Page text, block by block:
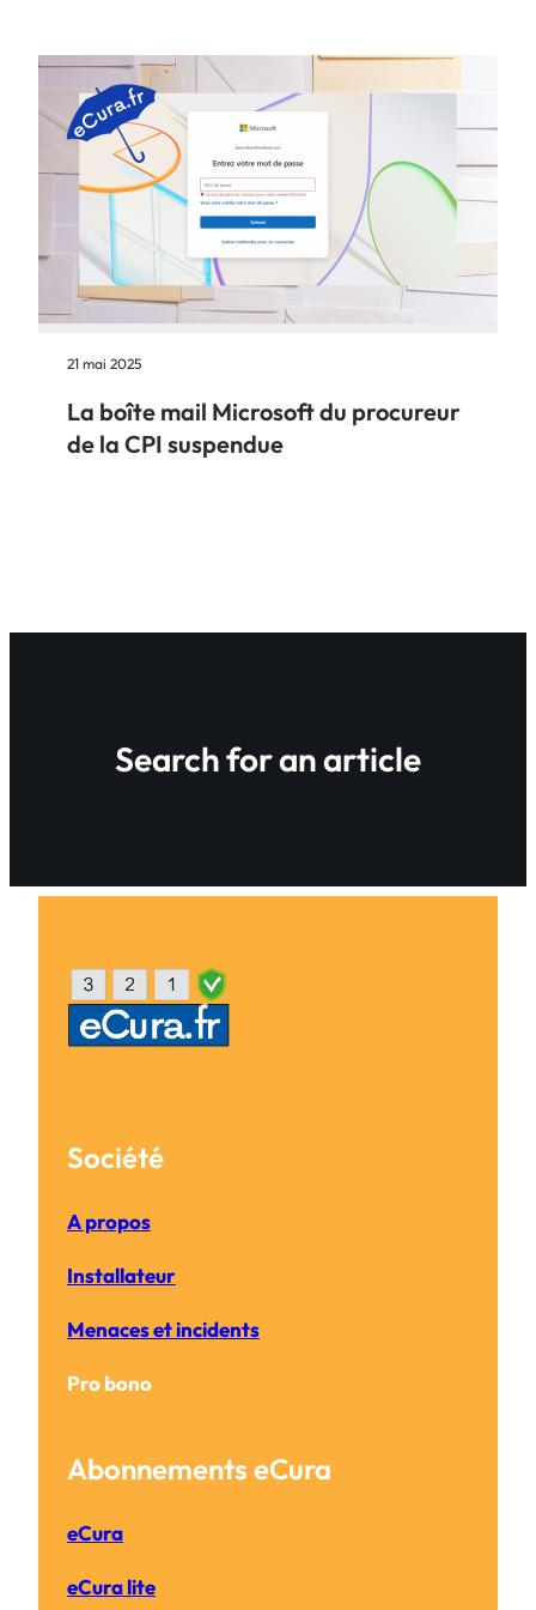
21 mai 2025
La boîte mail Microsoft du procureur
de la CPI suspendue
Search for an article
Société
A propos
Installateur
Menaces et incidents
Pro bono
Abonnements eCura
eCura
eCura lite